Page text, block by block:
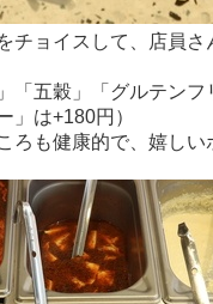
ョイスして、店員さ
「五穀」「グルテン
は+180円）
も健康的で、嬉しい